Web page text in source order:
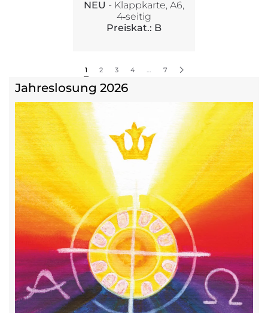
NEU - Klappkarte, A6,
4‑seitig
Preiskat.: B
1 2 3 4 … 7
Jahreslosung 2026